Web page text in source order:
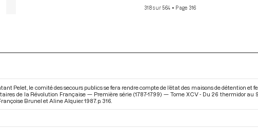
318 sur 564 • Page 316
Pelet, le comité des secours publics se fera rendre compte de l’état des maisons de détention et
de la Révolution Française — Première série (1787-1799) — Tome XCV - Du 26 thermidor au
Brunel et Aline Alquier. 1987. p. 316.